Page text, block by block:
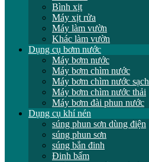
Bình xịt
Máy xịt rửa
Máy làm vườn
Khác làm vườn
Dụng cụ bơm nước
Máy bơm nước
Máy bơm chìm nước
Máy bơm chìm nước sạch
Máy bơm chìm nước thải
Máy bơm đài phun nước
Dụng cụ khí nén
súng phun sơn dùng điện
súng phun sơn
súng bắn đinh
Đinh bấm